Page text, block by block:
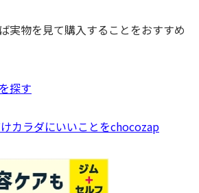
実物を見て購入することをおすすめ
探す
カラダにいいことをchocozap